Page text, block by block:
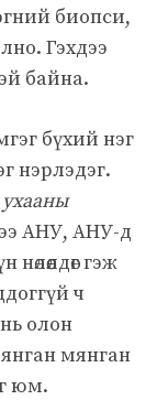
биопси,
Гэхдээ
байна.
бүхий нэг
нэрлэдэг.
АНУ, АНУ-д
гэж
ч
олон
мянган
юм.